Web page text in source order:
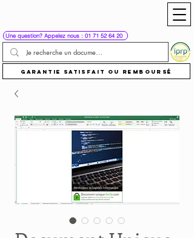
Garantie satisfait ou remboursé
Une question? Appelez nous : 01 71 52 64 20